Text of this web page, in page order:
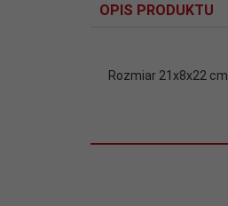
OPIS PRODUKTU
Rozmiar 21x8x22 cm